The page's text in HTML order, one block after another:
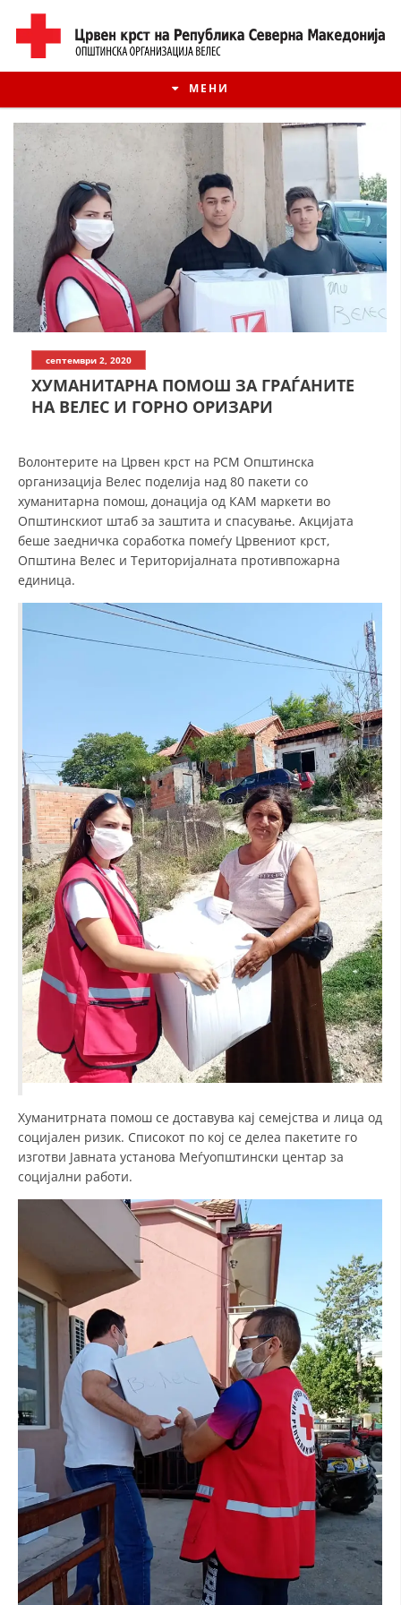
МЕНИ
ИСТОРИЈАТ НА ЦКРМ
ИСТОРИЈАТ НА ДВИЖЕЊЕТО
СТРУКТУРА НА ОРГАНИЗАЦИЈАТА
ЧЛЕНСТВО ВО ПРОФЕСИОНАЛНИ ТЕЛА
ЗАКОН ЗА ЦКРМ
РАКОВОДЕН ОДБОР
СОБРАНИЕ
СТРУКТУРА И ОРГАНИЗАЦИОНА ПОСТАВЕНОСТ
ДИСЕМИНАЦИЈА
MЕЃУНАРОДНО ХУМАНИТАРНО ПРАВО
ПРОМОЦИЈА НА ХУМАНИ ВРЕДНОСТИ
УПОТРЕБА И ЗАШТИТА НА АМБЛЕМОТ
СОЦИЈАЛНО ХУМАНИТАРНА ДЕЈНОСТ
КАКО ДА ДОНИРАТЕ
ПОДГОТВЕНОСТ И ДЕЈСТВО ПРИ КАТАСТРОФИ
ТИМОВИ НА ООЦК
ПРОЕКТИ – ПОДГОТВЕНОСТ И ДЕЈСТВУВАЊЕ ПРИ КАТАСТРОФИ
ОДНОСИ СО ЈАВНОСТ
МЕЃУНАРОДНА СОРАБОТКА
ДОГОВОРИ
ЗНАЧЕЊЕ НА СЛУЖБАТА ЗА БАРАЊЕ
ФОРМУЛАРИ ЗА БАРАЊА
ЗДРАВСТВЕНО ПРЕВЕНТИВНА ДЕЈНОСТ
ПРВА ПОМОШ
КРВОДАРИТЕЛСТВО
ИНФОРМАЦИИ ЗА БОЛЕСТИ
МЕНАЏМЕНТ НА ВОЛОНТЕРИ
ЗА НАС
септември 2, 2020
ХУМАНИТАРНА ПОМОШ ЗА ГРАЃАНИТЕ
НА ВЕЛЕС И ГОРНО ОРИЗАРИ
Волонтерите на Црвен крст на РСМ Општинска
организација Велес поделија над 80 пакети со
хуманитарна помош, донација од КАМ маркети во
Општинскиот штаб за заштита и спасување. Акцијата
беше заедничка соработка помеѓу Црвениот крст,
Општина Велес и Територијалната противпожарна
единица.
Хуманитрната помош се доставува кај семејства и лица од
социјален ризик. Списокот по кој се делеа пакетите го
изготви Јавната установа Меѓуопштински центар за
социјални работи.